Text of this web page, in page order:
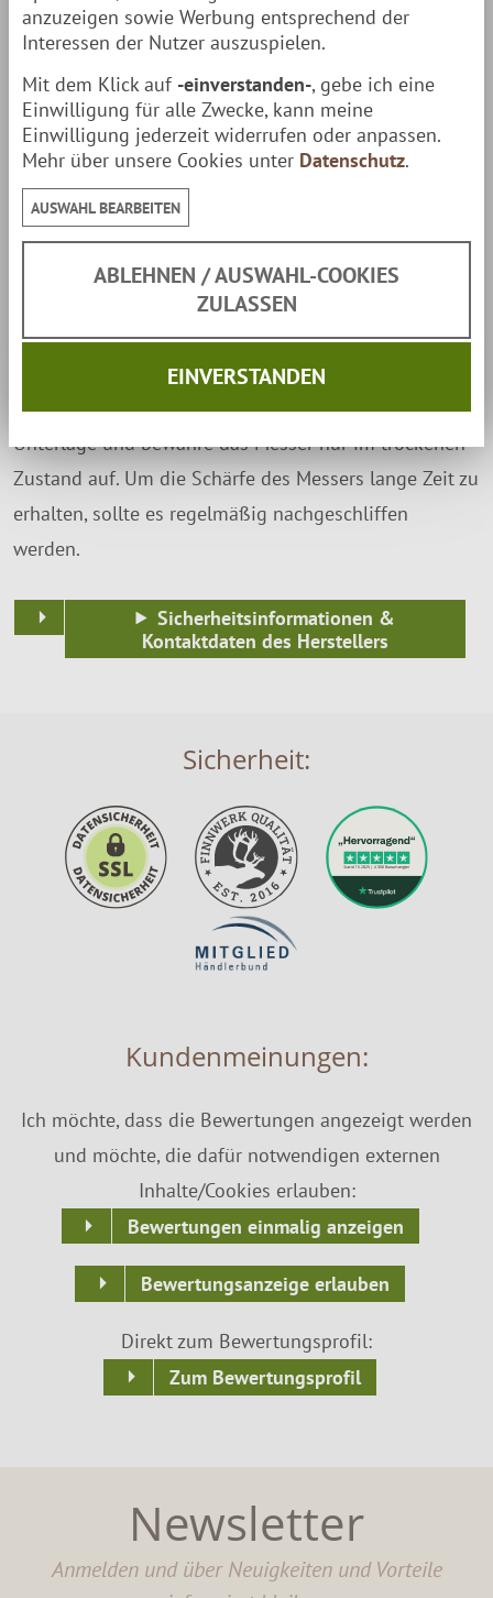
Klinge: 21 cm
Griff: 12,3 cm
Gesamtlänge: 33,3 cm
Gewicht: 140 g
Lieferumfang
1 Messer
1 Holzblock / Holzhalter
Achte beim Schneiden auf eine nicht zu harte
Unterlage und bewahre das Messer nur im trockenen
Zustand auf. Um die Schärfe des Messers lange Zeit zu
erhalten, sollte es regelmäßig nachgeschliffen
werden.
Sicherheitsinformationen &
Kontaktdaten des Herstellers
Sicherheit:
Kundenmeinungen:
Ich möchte, dass die Bewertungen angezeigt werden
und möchte, die dafür notwendigen externen
Inhalte/Cookies erlauben:
Bewertungen einmalig anzeigen
Bewertungsanzeige erlauben
Direkt zum Bewertungsprofil:
Zum Bewertungsprofil
Newsletter
Anmelden und über Neuigkeiten und Vorteile
anzuzeigen sowie Werbung entsprechend der
Interessen der Nutzer auszuspielen.
Mit dem Klick auf -einverstanden-, gebe ich eine
Einwilligung für alle Zwecke, kann meine
Einwilligung jederzeit widerrufen oder anpassen.
Mehr über unsere Cookies unter Datenschutz.
AUSWAHL BEARBEITEN
ABLEHNEN / AUSWAHL-COOKIES
ZULASSEN
EINVERSTANDEN